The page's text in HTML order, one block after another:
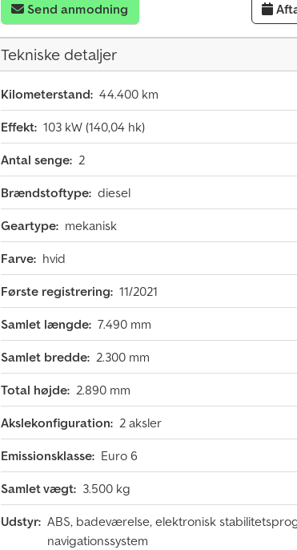
Send anmodning
Tekniske detaljer
Kilometerstand: 44.400 km
Effekt: 103 kW (140,04 hk)
Antal senge: 2
Brændstoftype: diesel
Geartype: mekanisk
Farve: hvid
Første registrering: 11/2021
Samlet længde: 7.490 mm
Samlet bredde: 2.300 mm
Total højde: 2.890 mm
Akslekonfiguration: 2 aksler
Emissionsklasse: Euro 6
Samlet vægt: 3.500 kg
Udstyr: ABS, badeværelse, elektronisk
navigationssystem